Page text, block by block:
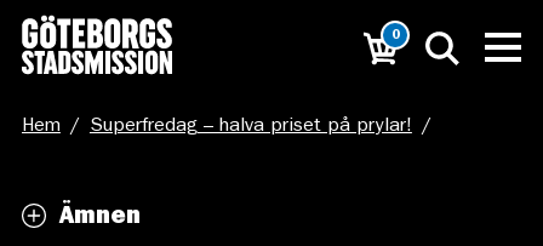
0
Hem / Superfredag – halva priset på prylar! /
Ämnen